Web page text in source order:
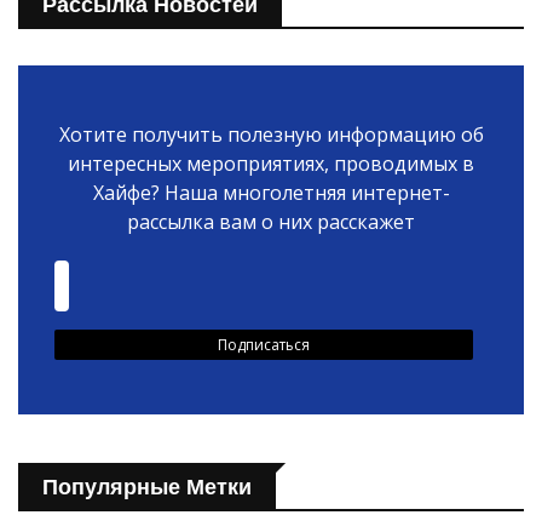
Хотите получить полезную информацию об
интересных мероприятиях, проводимых в
Хайфе? Наша многолетняя интернет-
рассылка вам о них расскажет
Популярные Метки